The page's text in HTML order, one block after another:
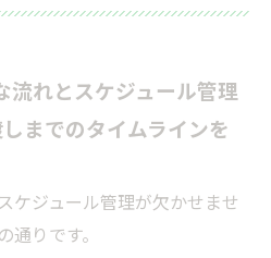
流れとスケジュール管理
までのタイムラインを
ケジュール管理が欠かせませ
りです。